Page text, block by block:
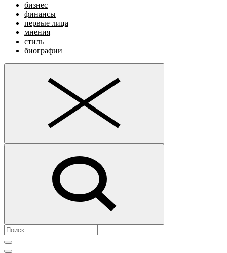
бизнес
финансы
первые лица
мнения
стиль
биографии